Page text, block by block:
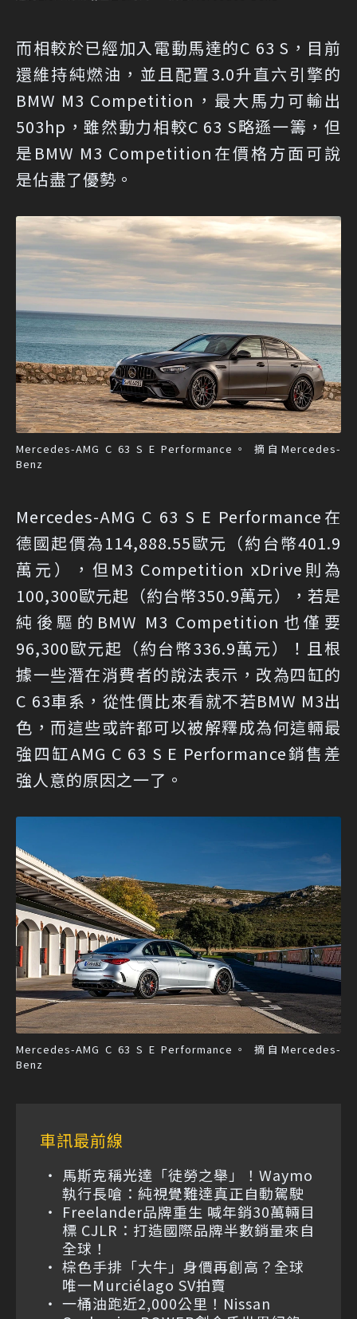
而相較於已經加入電動馬達的C 63 S，目前
還維持純燃油，並且配置3.0升直六引擎的
BMW M3 Competition，最大馬力可輸出
503hp，雖然動力相較C 63 S略遜一籌，但
是BMW M3 Competition在價格方面可說
是佔盡了優勢。
Mercedes-AMG C 63 S E Performance。 摘自Mercedes-
Benz
Mercedes-AMG C 63 S E Performance在
德國起價為114,888.55歐元（約台幣401.9
萬元），但M3 Competition xDrive則為
100,300歐元起（約台幣350.9萬元），若是
純後驅的BMW M3 Competition也僅要
96,300歐元起（約台幣336.9萬元）！且根
據一些潛在消費者的說法表示，改為四缸的
C 63車系，從性價比來看就不若BMW M3出
色，而這些或許都可以被解釋成為何這輛最
強四缸AMG C 63 S E Performance銷售差
強人意的原因之一了。
Mercedes-AMG C 63 S E Performance。 摘自Mercedes-
Benz
車訊最前線
馬斯克稱光達「徒勞之舉」！Waymo
執行長嗆：純視覺難達真正自動駕駛
Freelander品牌重生 喊年銷30萬輛目
標 CJLR：打造國際品牌半數銷量來自
全球！
棕色手排「大牛」身價再創高？全球
唯一Murciélago SV拍賣
一桶油跑近2,000公里！Nissan